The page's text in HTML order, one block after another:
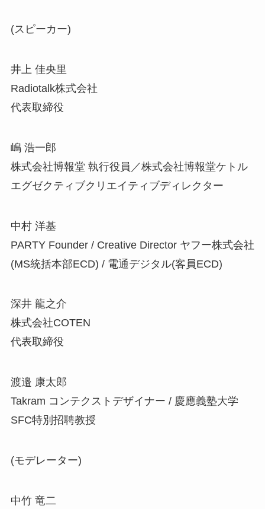
(スピーカー)
井上 佳央里
Radiotalk株式会社
代表取締役
嶋 浩一郎
株式会社博報堂 執行役員／株式会社博報堂ケトル
エグゼクティブクリエイティブディレクター
中村 洋基
PARTY Founder / Creative Director ヤフー株式会社
(MS統括本部ECD) / 電通デジタル(客員ECD)
深井 龍之介
株式会社COTEN
代表取締役
渡邉 康太郎
Takram コンテクストデザイナー / 慶應義塾大学
SFC特別招聘教授
(モデレーター)
中竹 竜二